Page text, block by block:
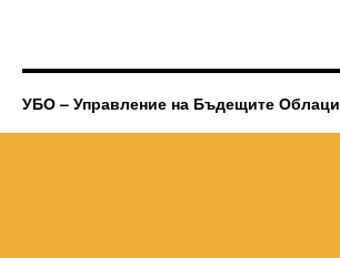
УБО – Управление на Бъдещите Облаци